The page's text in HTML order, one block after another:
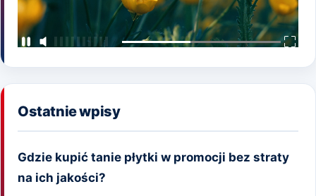
Ostatnie wpisy
Gdzie kupić tanie płytki w promocji bez straty
na ich jakości?